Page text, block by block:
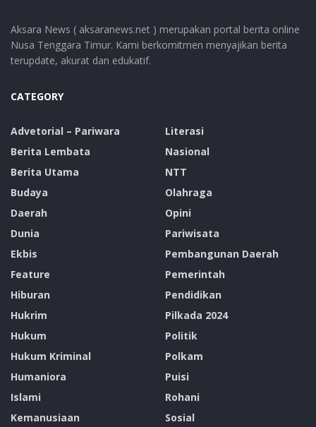
Aksara News ( aksaranews.net ) merupakan portal berita online
Nusa Tenggara Timur. Kami berkomitmen menyajikan berita
terupdate, akurat dan edukatif.
CATEGORY
Advetorial – Pariwara
Berita Lembata
Berita Utama
Budaya
Daerah
Dunia
Ekbis
Feature
Hiburan
Hukrim
Hukum
Hukum Kriminal
Humaniora
Islami
Kemanusiaan
Literasi
Nasional
NTT
Olahraga
Opini
Pariwisata
Pembangunan Daerah
Pemerintah
Pendidikan
Pilkada 2024
Politik
Polkam
Puisi
Rohani
Sosial